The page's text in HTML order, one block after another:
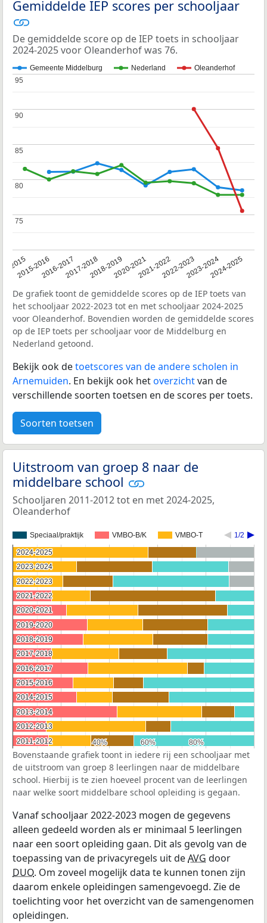
Gemiddelde IEP scores per schooljaar
De gemiddelde score op de IEP toets in schooljaar
2024-2025 voor Oleanderhof was 76.
Gemeente Middelburg Nederland Oleanderhof
2015
2015-20162016-20172017-20182018-20192020-20212021-20222022-20232023-20242024-2025
75
75
80
80
85
85
90
90
95
95
De grafiek toont de gemiddelde scores op de IEP toets van
het schooljaar 2022-2023 tot en met schooljaar 2024-2025
voor Oleanderhof. Bovendien worden de gemiddelde scores
op de IEP toets per schooljaar voor de Middelburg en
Nederland getoond.
Bekijk ook detoetscores van de andere scholen in
Arnemuiden. En bekijk ook hetoverzichtvan de
verschillende soorten toetsen en de scores per toets.
Soorten toetsen
Uitstroom van groep 8 naar de
middelbare school
Schooljaren 2011-2012 tot en met 2024-2025,
Oleanderhof
Speciaal/praktijk VMBO-B/K VMBO-T 1/2
40%
40% 60%
60% 80%
80%
2024-2025
2024-2025
2023-2024
2023-2024
2022-2023
2022-2023
2021-2022
2021-2022
2020-2021
2020-2021
2019-2020
2019-2020
2018-2019
2018-2019
2017-2018
2017-2018
2016-2017
2016-2017
2015-2016
2015-2016
2014-2015
2014-2015
2013-2014
2013-2014
2012-2013
2012-2013
2011-2012
2011-2012
Bovenstaande grafiek toont in iedere rij een schooljaar met
de uitstroom van groep 8 leerlingen naar de middelbare
school. Hierbij is te zien hoeveel procent van de leerlingen
naar welke soort middelbare school opleiding is gegaan.
Vanaf schooljaar 2022-2023 mogen de gegevens
alleen gedeeld worden als er minimaal 5 leerlingen
naar een soort opleiding gaan. Dit als gevolg van de
toepassing van de privacyregels uit deAVG door
DUO. Om zoveel mogelijk data te kunnen tonen zijn
daarom enkele opleidingen samengevoegd. Zie de
toelichting voor het overzicht van de samengenomen
opleidingen.